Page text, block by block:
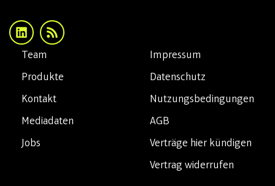
Impressum
Datenschutz
Nutzungsbedingungen
AGB
Verträge hier kündigen
Vertrag widerrufen
Team
Produkte
Kontakt
Mediadaten
Jobs